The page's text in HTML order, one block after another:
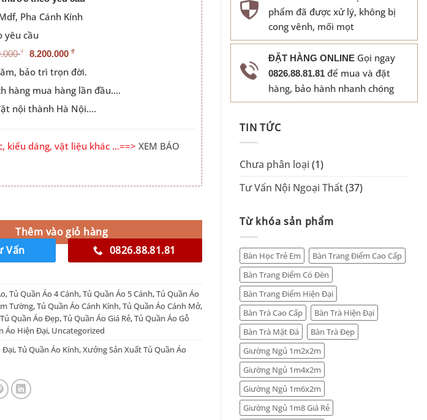
phẩm đã được xử lý, không bị
cong vênh, mối mọt
ĐẶT HÀNG ONLINE Gọi ngay
0826.88.81.81 để mua và đặt
hàng, bảo hành nhanh chóng
TIN TỨC
Chưa phân loại (1)
Tư Vấn Nội Ngoại Thất(37)
Từ khóa sản phẩm
Bàn Học Trẻ Em
Bàn Trang Điểm Cao Cấp
Bàn Trang Điểm Có Đèn
Bàn Trang Điểm Hiện Đại
Bàn Trà Cao Cấp
Bàn Trà Hiện Đại
Bàn Trà Mặt Đá
Bàn Trà Đẹp
Giường Ngủ 1m2x2m
Giường Ngủ 1m4x2m
Giường Ngủ 1m6x2m
Giường Ngủ 1m8 Giá Rẻ
Pha Cánh Kính
yêu cầu
₫ 8.200.000 ₫
bảo trì trọn đời.
hàng mua hàng lần đầu….
nội thành Hà Nội….
kiểu dáng, vật liệu khác …==> XEM BÁO
Quần Áo Đẹp Màu 220MM số lượng
Thêm vào giỏ hàng
Vấn 0826.88.81.81
,Tủ Quần Áo 4 Cánh,Tủ Quần Áo 5 Cánh,Tủ Quần Áo
Tường,Tủ Quần Áo Cánh Kính,Tủ Quần Áo Cánh Mở,
Tủ Quần Áo Đẹp,Tủ Quần Áo Giá Rẻ,Tủ Quần Áo Gỗ
Áo Hiện Đại, Uncategorized
Đại,Tủ Quần Áo Kính,Xưởng Sản Xuất Tủ Quần Áo